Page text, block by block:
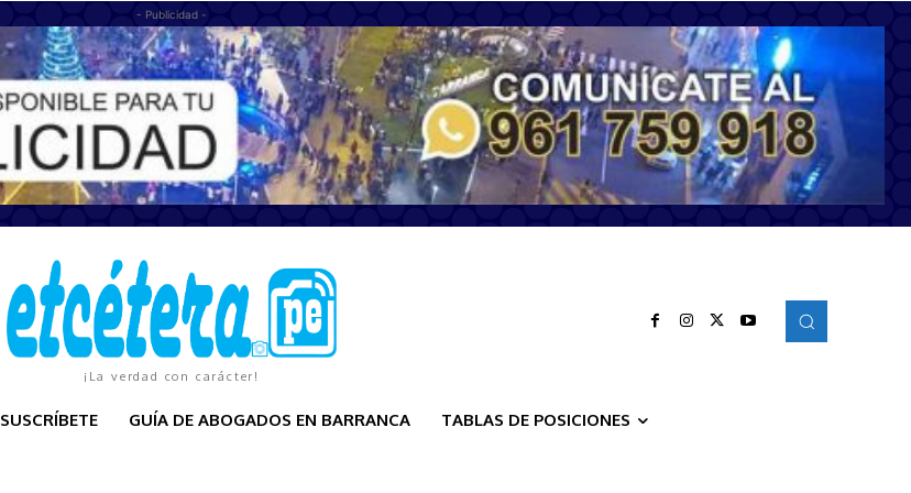
- Publicidad -
¡La verdad con carácter!
SUSCRÍBETE GUÍA DE ABOGADOS EN BARRANCA TABLAS DE POSICIONES